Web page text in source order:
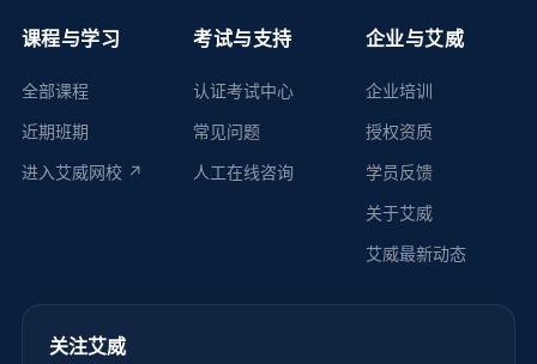
课程与学习
全部课程
近期班期
进入艾威网校 ↗
考试与支持
认证考试中心
常见问题
人工在线咨询
企业与艾威
企业培训
授权资质
学员反馈
关于艾威
艾威最新动态
关注艾威